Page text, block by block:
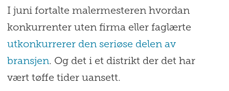
I juni fortalte malermesteren hvordan
konkurrenter uten firma eller faglærte
utkonkurrerer den seriøse delen av
bransjen. Og det i et distrikt der det har
vært tøffe tider uansett.